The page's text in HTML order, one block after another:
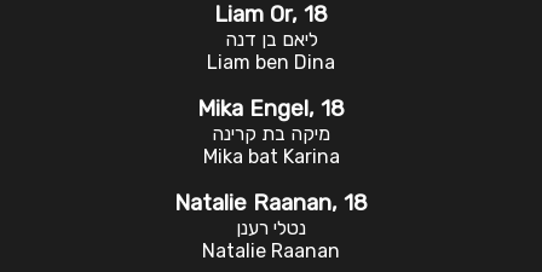
Liam Or, 18
ליאם בן דנה
Liam ben Dina
Mika Engel, 18
מיקה בת קרינה
Mika bat Karina
Natalie Raanan, 18
נטלי רענן
Natalie Raanan